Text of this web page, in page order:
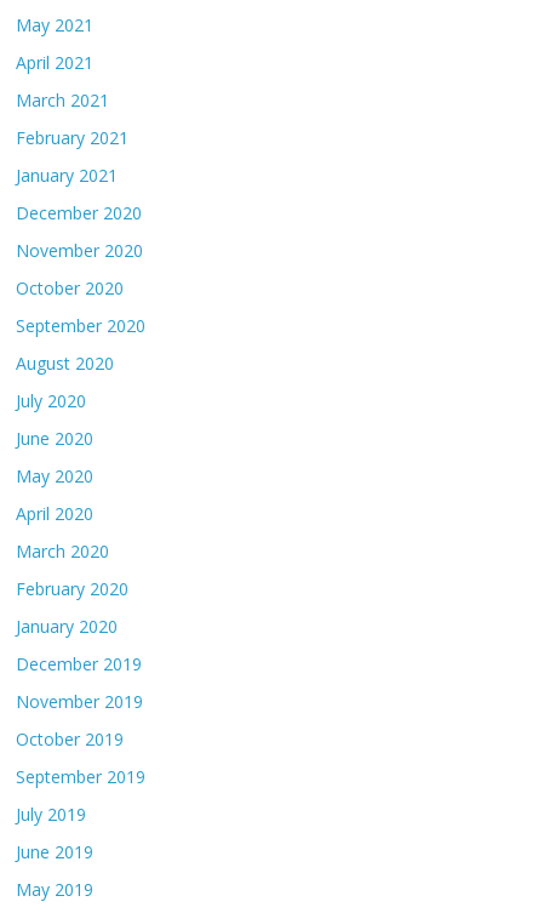
May 2021
April 2021
March 2021
February 2021
January 2021
December 2020
November 2020
October 2020
September 2020
August 2020
July 2020
June 2020
May 2020
April 2020
March 2020
February 2020
January 2020
December 2019
November 2019
October 2019
September 2019
July 2019
June 2019
May 2019